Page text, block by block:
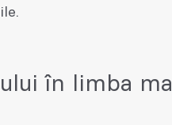
în limba